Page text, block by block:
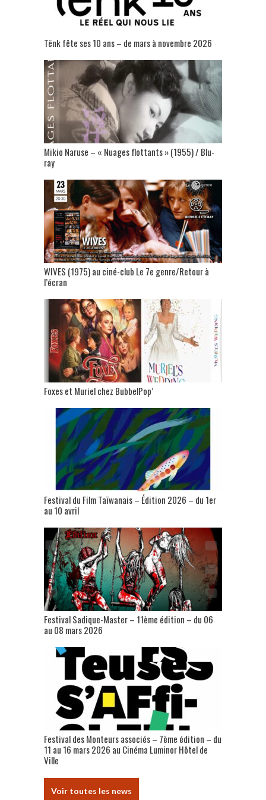
Tënk fête ses 10 ans – de mars à novembre 2026
Mikio Naruse – « Nuages flottants » (1955) / Blu-
ray
WIVES (1975) au ciné-club Le 7e genre/Retour à
l’écran
Foxes et Muriel chez BubbelPop’
Festival du Film Taïwanais – Édition 2026 – du 1er
au 10 avril
Festival Sadique-Master – 11ème édition – du 06
au 08 mars 2026
Festival des Monteurs associés – 7ème édition – du
11 au 16 mars 2026 au Cinéma Luminor Hôtel de
Ville
Voir toutes les news